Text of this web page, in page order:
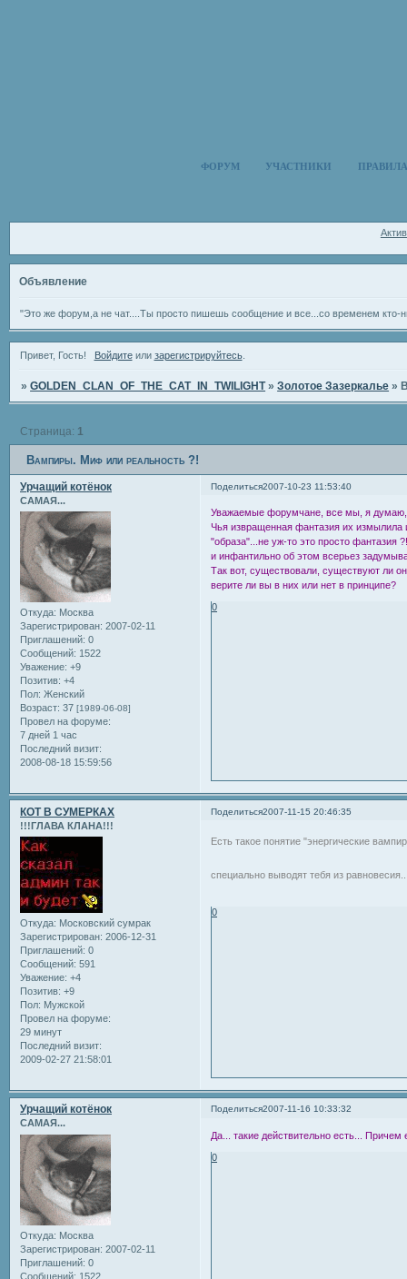
ФОРУМ УЧАСТНИКИ ПРАВИЛА
Объявление
"Это же форум,а не чат....Ты просто пишешь сообщение и все...со временем
Привет, Гость! Войдитеили зарегистрируйтесь.
»GOLDEN_CLAN_OF_THE_CAT_IN_TWILIGHT »Золотое Зазеркалье »
Вампиры. Миф или реальность ?!
Страница: 1
Поделиться2007-10-23 11:53:40
Урчащий котёнок
САМАЯ...
Откуда: Москва
Зарегистрирован: 2007-02-11
Приглашений: 0
Сообщений: 1522
Уважение: +9
Позитив: +4
Пол: Женский
Возраст: 37 [1989-06-08]
Провел на форуме:
7 дней 1 час
Последний визит:
2008-08-18 15:59:56
Уважаемые форумчане, все мы, я думаю,
Чья извращенная фантазия их измылила
"образа"...не уж-то это просто фантазия
и инфантильно об этом всерьез
Так вот, существовали, существуют ли
верите ли вы в них или нет в принципе?
0
Поделиться2007-11-15 20:46:35
КОТ В СУМЕРКАХ
!!!ГЛАВА КЛАНА!!!
Откуда: Московский сумрак
Зарегистрирован: 2006-12-31
Приглашений: 0
Сообщений: 591
Уважение: +4
Позитив: +9
Пол: Мужской
Провел на форуме:
29 минут
Последний визит:
2009-02-27 21:58:01
Есть такое понятие "энергические
специально выводят тебя из
0
Поделиться2007-11-16 10:33:32
Урчащий котёнок
САМАЯ...
Откуда: Москва
Зарегистрирован: 2007-02-11
Приглашений: 0
Сообщений: 1522
Да... такие действительно есть... Причем
0